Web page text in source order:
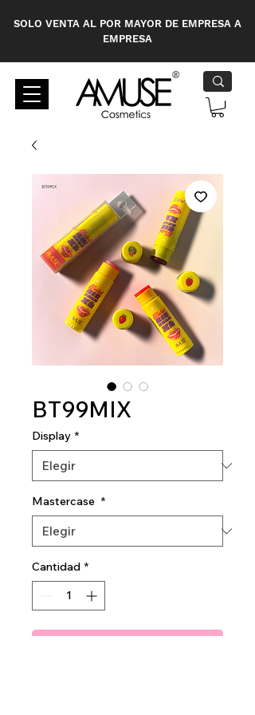
SOLO VENTA AL POR MAYOR DE EMPRESA A
EMPRESA
BT99MIX
Display *
Mastercase *
Cantidad *